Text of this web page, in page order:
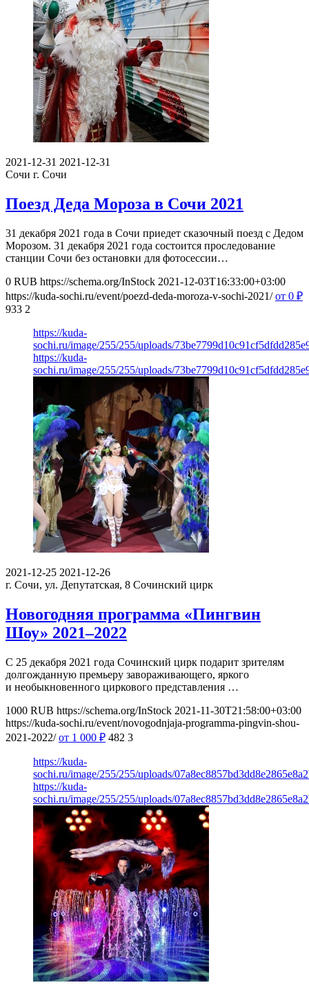
2021-12-31 2021-12-31
Сочи г. Сочи
Поезд Деда Мороза в Сочи 2021
31 декабря 2021 года в Сочи приедет сказочный поезд с Дедом
Морозом. 31 декабря 2021 года состоится проследование
станции Сочи без остановки для фотосессии…
0 RUB https://schema.org/InStock 2021-12-03T16:33:00+03:00
https://kuda-sochi.ru/event/poezd-deda-moroza-v-sochi-2021/ от 0 ₽
933 2
https://kuda-
sochi.ru/image/255/255/uploads/
https://kuda-
sochi.ru/image/255/255/uploads/
2021-12-25 2021-12-26
г. Сочи, ул. Депутатская, 8 Сочинский цирк
Новогодняя программа «Пингвин
Шоу» 2021–2022
С 25 декабря 2021 года Сочинский цирк подарит зрителям
долгожданную премьеру завораживающего, яркого
и необыкновенного циркового представления …
1000 RUB https://schema.org/InStock 2021-11-30T21:58:00+03:00
https://kuda-sochi.ru/event/novogodnjaja-programma-pingvin-shou-
2021-2022/ от 1 000 ₽ 482 3
https://kuda-
sochi.ru/image/255/255/uploads/
https://kuda-
sochi.ru/image/255/255/uploads/